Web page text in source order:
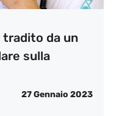
tradito da un
sulla
27 Gennaio 2023